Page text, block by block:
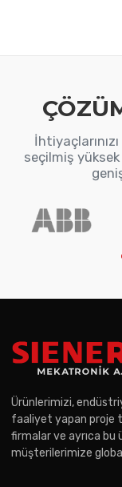
seçilmiş
Ürünlerimizi,
faaliyet yapan proje
firmalar ve ayrıca bu
müşterilerimize